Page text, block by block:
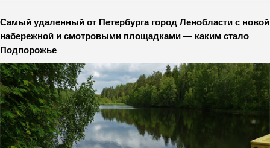
Самый удаленный от Петербурга город Ленобласти с новой
набережной и смотровыми площадками — каким стало
Подпорожье